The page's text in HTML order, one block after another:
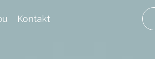
Kontakt